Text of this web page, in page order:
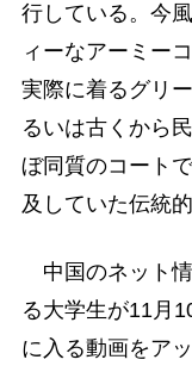
行している。今
ィーなアーミー
実際に着るグリ
るいは古くから
ぼ同質のコート
及していた伝統
中国のネット
る大学生が11月
に入る動画をア